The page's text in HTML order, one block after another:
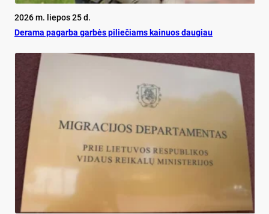
2026 m. liepos 25 d.
De­ra­ma pa­gar­ba gar­bės pi­lie­čiams kai­nuos dau­giau